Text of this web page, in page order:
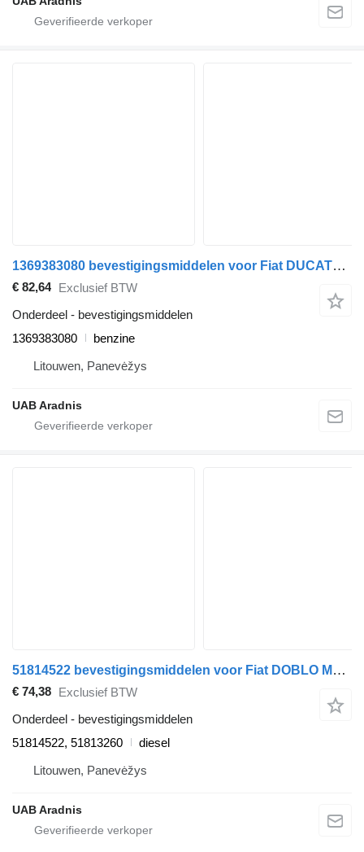
1369383080 bevestigingsmiddelen voor Fiat DUCATO Minibus / passenger (250_, 290_) auto
€ 82,64 Exclusief BTW
Onderdeel - bevestigingsmiddelen
1369383080
benzine
Litouwen, Panevėžys
UAB Aradnis
51814522 bevestigingsmiddelen voor Fiat DOBLO MPV (263_) auto
€ 74,38 Exclusief BTW
Onderdeel - bevestigingsmiddelen
51814522, 51813260
diesel
Litouwen, Panevėžys
UAB Aradnis